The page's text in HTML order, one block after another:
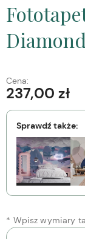
Cena:
237,00 zł
Sprawdź także:
* Wpisz wymiary